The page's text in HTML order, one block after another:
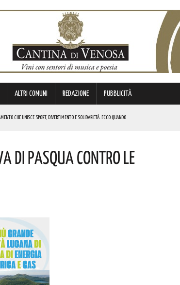
ALTRI COMUNI REDAZIONE PUBBLICITÀ
CHE UNISCE SPORT, DIVERTIMENTO E SOLIDARIETÀ. ECCO QUANDO
QUESTI GLI INTERVENTI IN CORSO
DI PASQUA CONTRO LE